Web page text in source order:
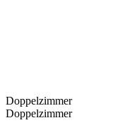
Doppelzimmer
Doppelzimmer